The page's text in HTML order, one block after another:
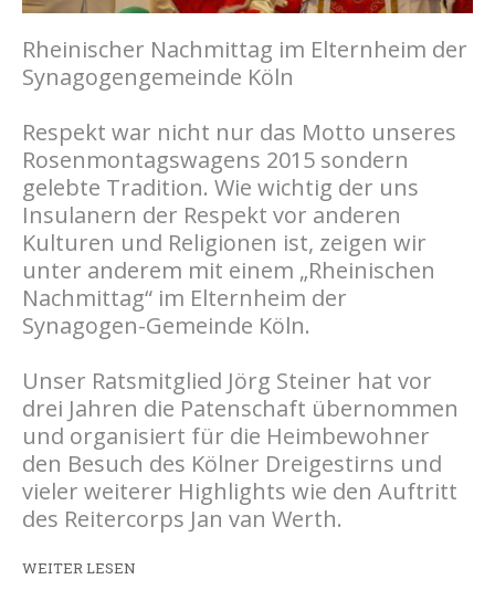
Rheinischer Nachmittag im Elternheim der
Synagogengemeinde Köln
Respekt war nicht nur das Motto unseres
Rosenmontagswagens 2015 sondern
gelebte Tradition. Wie wichtig der uns
Insulanern der Respekt vor anderen
Kulturen und Religionen ist, zeigen wir
unter anderem mit einem „Rheinischen
Nachmittag“ im Elternheim der
Synagogen-Gemeinde Köln.
Unser Ratsmitglied Jörg Steiner hat vor
drei Jahren die Patenschaft übernommen
und organisiert für die Heimbewohner
den Besuch des Kölner Dreigestirns und
vieler weiterer Highlights wie den Auftritt
des Reitercorps Jan van Werth.
WEITER LESEN